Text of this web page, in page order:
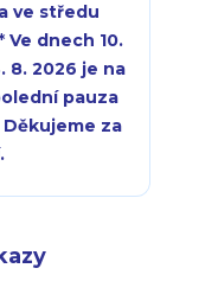
ve středu
Ve dnech 10.
8. 2026 je na
pauza
Děkujeme za
8:00 - 16:00
8:00 - 13:00